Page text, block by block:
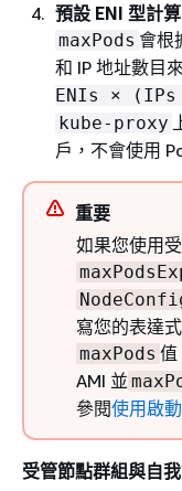
預設 ENI 型計算
maxPods 會根
和 IP 地址數目
ENIs ×
kube-proxy
戶，不會使用
重要
如果您使用
寫您的表達
maxPods 值
AMI 並
參閱使用啟
受管節點群組與自